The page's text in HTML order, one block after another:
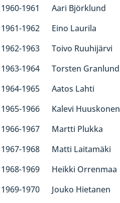
1960-1961 Aari Björklund
1961-1962 Eino Laurila
1962-1963 Toivo Ruuhijärvi
1963-1964 Torsten Granlund
1964-1965 Aatos Lahti
1965-1966 Kalevi Huuskonen
1966-1967 Martti Plukka
1967-1968 Matti Laitamäki
1968-1969 Heikki Orrenmaa
1969-1970 Jouko Hietanen